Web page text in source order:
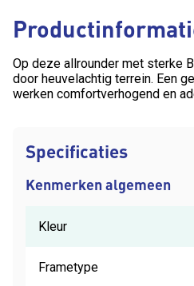
Op deze allrounder met sterke
door heuvelachtig terrein. Een
werken comfortverhogend en
Specificaties
Kenmerken algemeen
Kleur
Frametype